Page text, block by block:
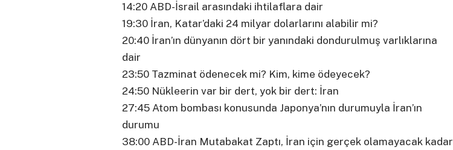
14:20 ABD-İsrail arasındaki ihtilaflara dair
19:30 İran, Katar’daki 24 milyar dolarlarını alabilir mi?
20:40 İran’ın dünyanın dört bir yanındaki dondurulmuş varlıklarına
dair
23:50 Tazminat ödenecek mi? Kim, kime ödeyecek?
24:50 Nükleerin var bir dert, yok bir dert: İran
27:45 Atom bombası konusunda Japonya’nın durumuyla İran’ın
durumu
38:00 ABD-İran Mutabakat Zaptı, İran için gerçek olamayacak kadar